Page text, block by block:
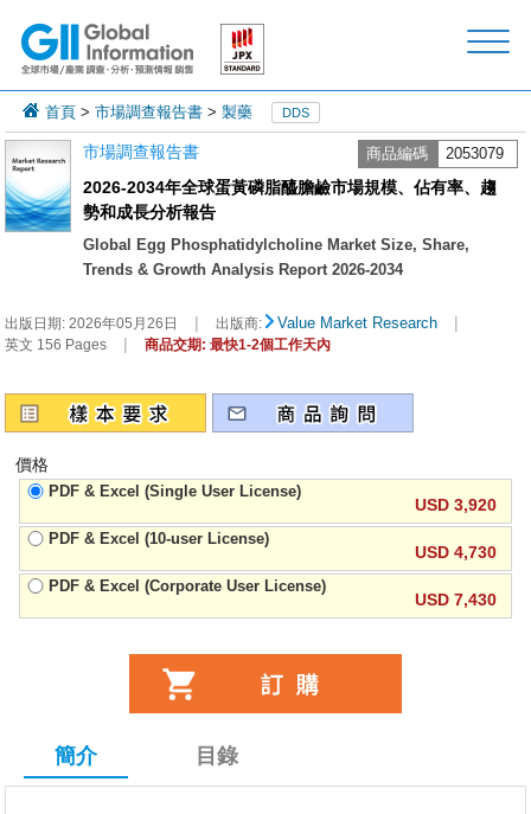
首頁 >市場調查報告書 >製藥 DDS
市場調查報告書 商品編碼 2053079
2026-2034年全球蛋黃磷脂醯膽鹼市場規模、佔有率、趨
勢和成長分析報告
Global Egg Phosphatidylcholine Market Size, Share,
Trends & Growth Analysis Report 2026-2034
出版日期:2026年05月26日 | 出版商: Value Market Research |
英文 156 Pages | 商品交期: 最快1-2個工作天內
價格
PDF & Excel (Single User License)
USD 3,920
PDF & Excel (10-user License)
USD 4,730
PDF & Excel (Corporate User License)
USD 7,430
簡介 目錄